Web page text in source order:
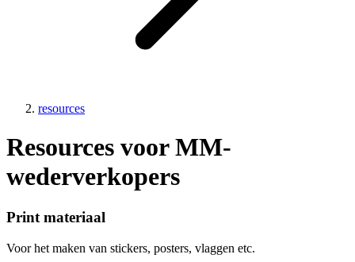
resources
Resources voor MM-
wederverkopers
Print materiaal
Voor het maken van stickers, posters, vlaggen etc.